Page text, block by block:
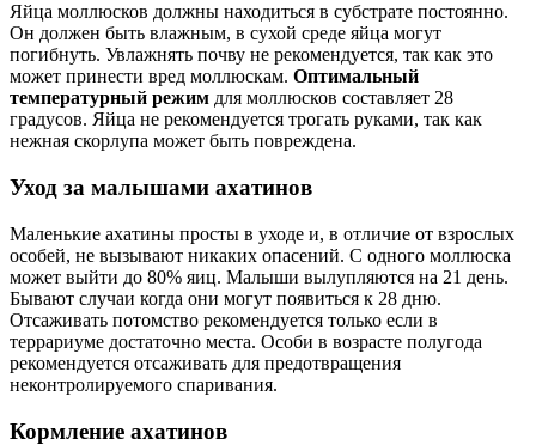
Яйца моллюсков должны находиться в субстрате постоянно.
Он должен быть влажным, в сухой среде яйца могут
погибнуть. Увлажнять почву не рекомендуется, так как это
может принести вред моллюскам. Оптимальный
температурный режим для моллюсков составляет 28
градусов. Яйца не рекомендуется трогать руками, так как
нежная скорлупа может быть повреждена.
Уход за малышами ахатинов
Маленькие ахатины просты в уходе и, в отличие от взрослых
особей, не вызывают никаких опасений. С одного моллюска
может выйти до 80% яиц. Малыши вылупляются на 21 день.
Бывают случаи когда они могут появиться к 28 дню.
Отсаживать потомство рекомендуется только если в
террариуме достаточно места. Особи в возрасте полугода
рекомендуется отсаживать для предотвращения
неконтролируемого спаривания.
Кормление ахатинов